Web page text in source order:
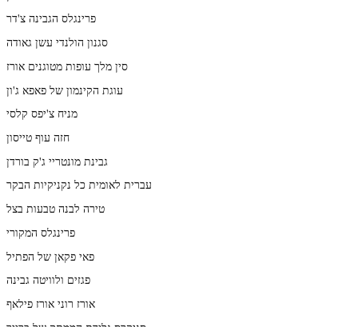
פרינגלס הגבינה צ'דר
סגנון הולנדי עשן גאודה
סין מלך עופות מטוגנים אורז
עוגת הקינמון של פאפא ג'ון
מניח צ'יפס קלסי
חזה עוף טייסון
גבינת מונטריי ג'ק בורדן
עברית לאומית כל נקניקיות הבקר
טירה לבנה טבעות בצל
פרינגלס המקורי
פאי פקאן של הפתיל
פגזים ולוויטה גבינה
אורז רוני אורז פילאף